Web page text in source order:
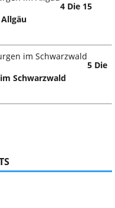
4 Die 15
5 Die
Schwarzwald